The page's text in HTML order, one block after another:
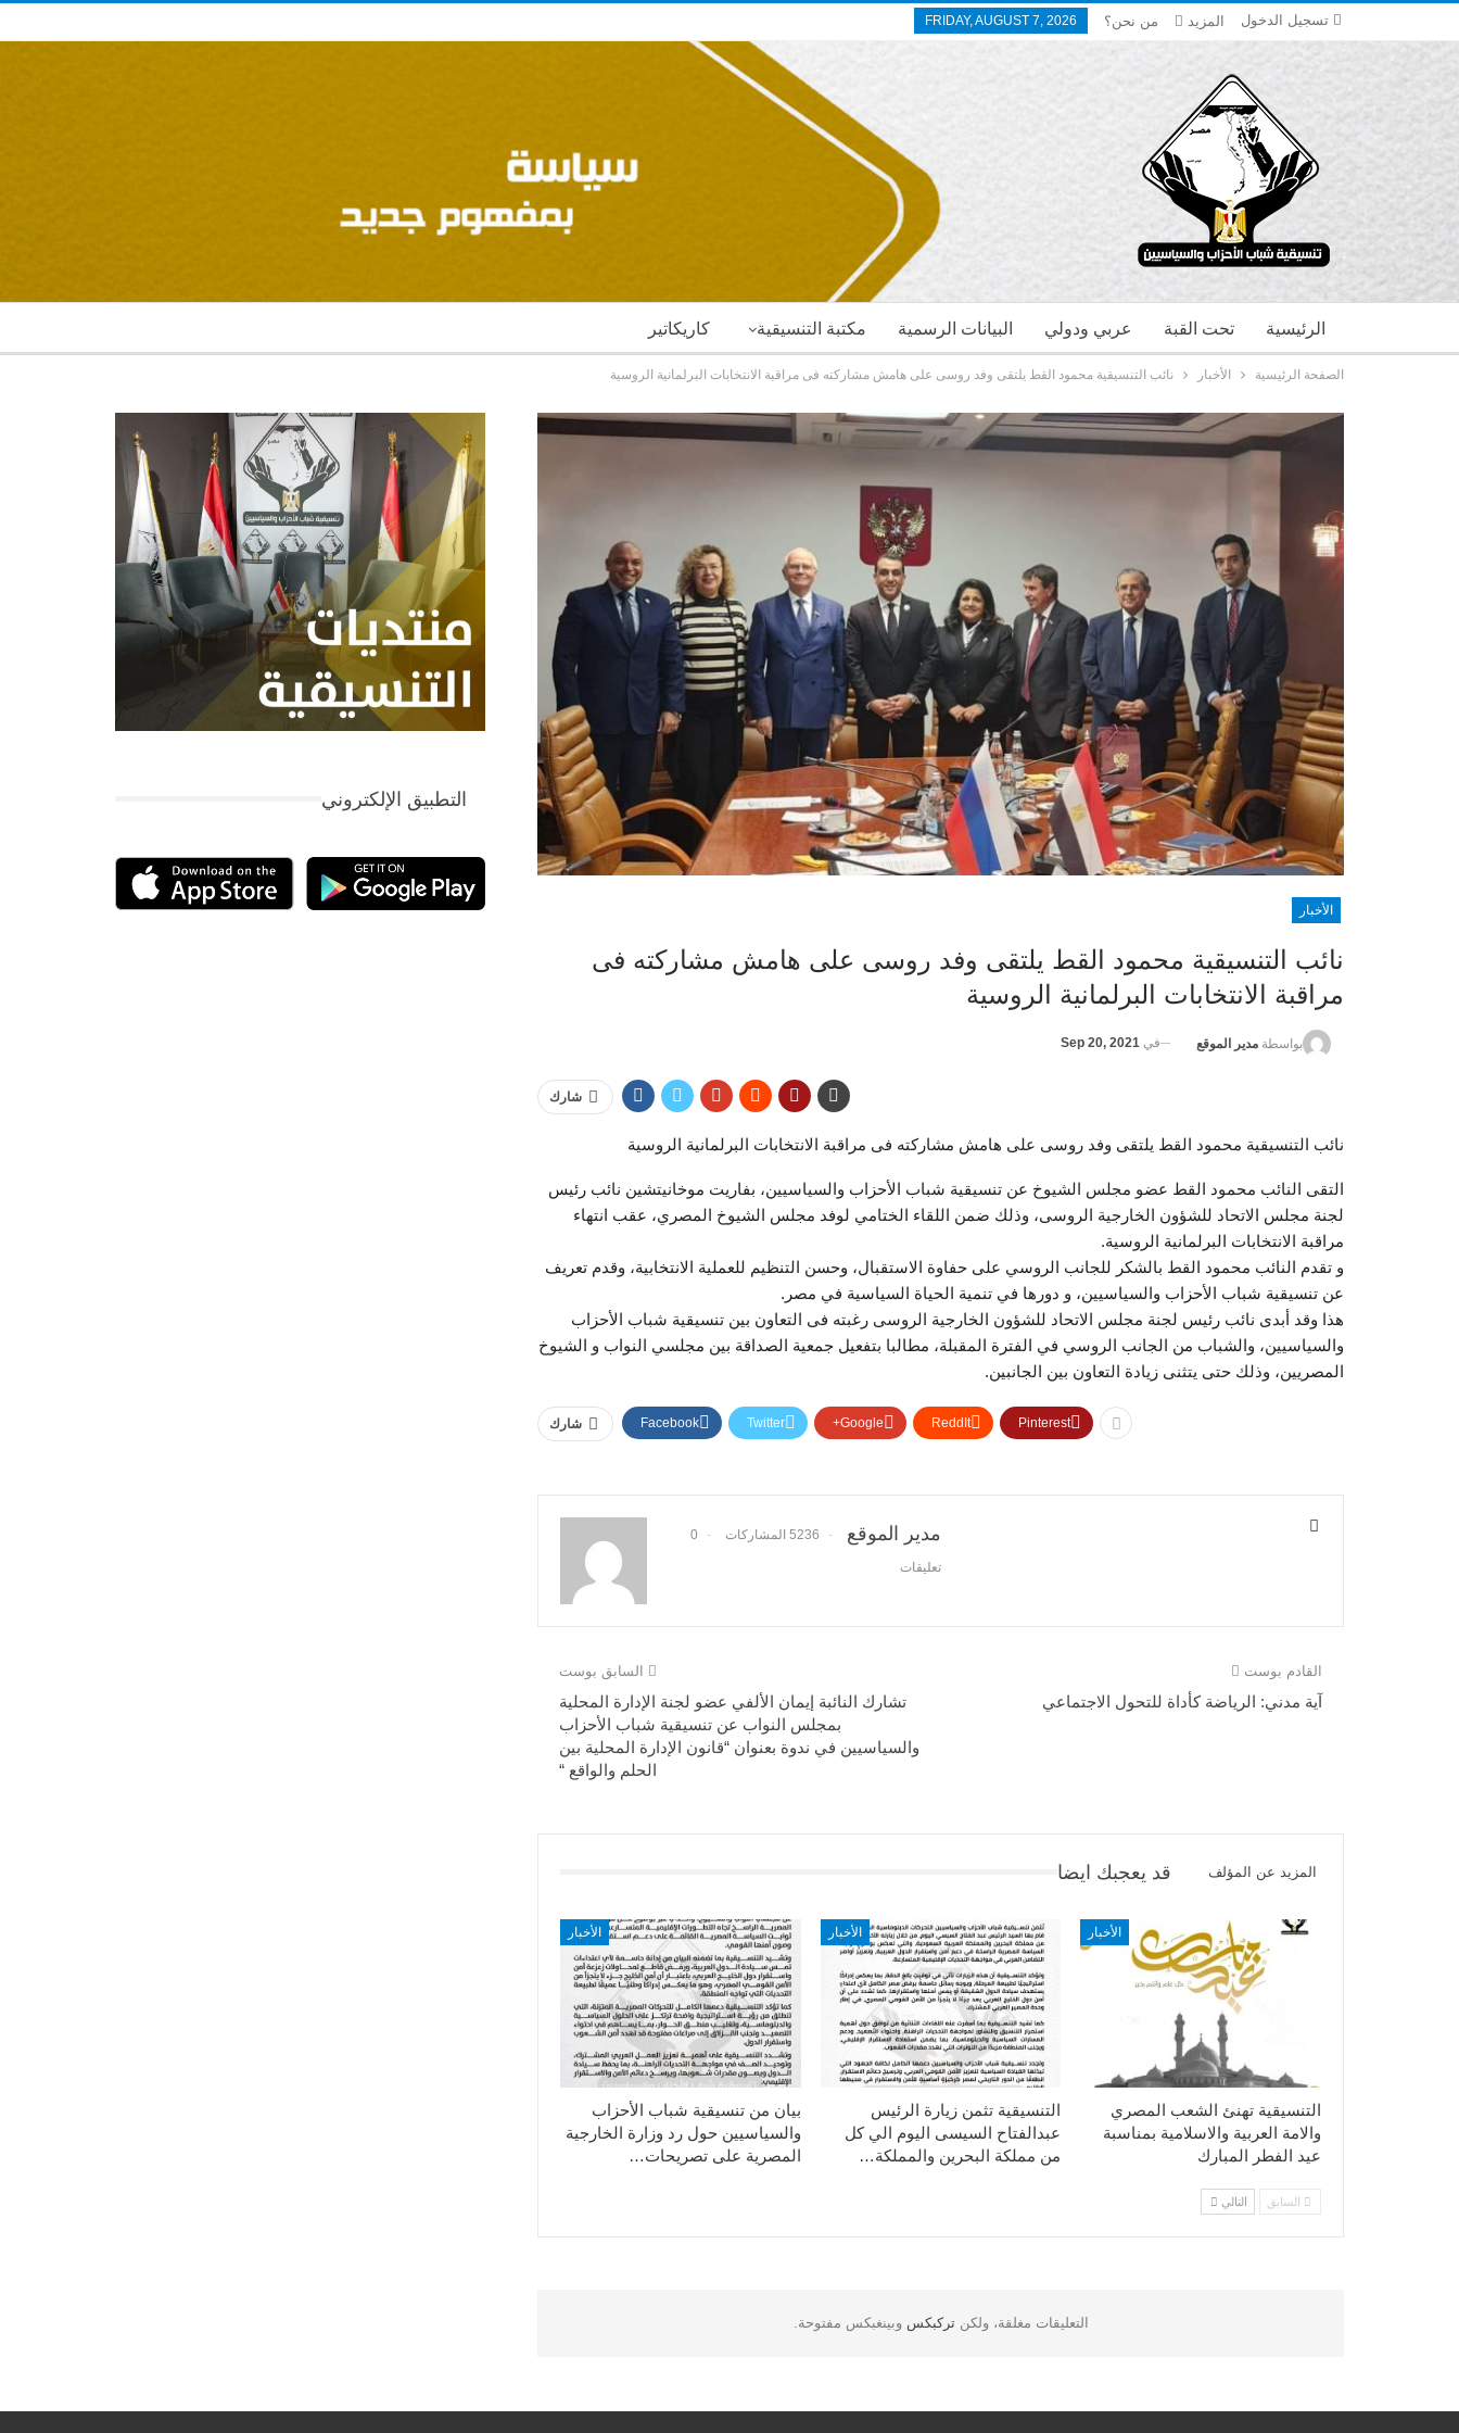
تسجيل الدخول FRIDAY, AUGUST 7, 2026 من نحن؟ المزيد
كاريكاتير مكتبة التنسيقية البيانات الرسمية عربي ودولي تحت القبة الرئيسية
الصفحة الرئيسية الأخبار نائب التنسيقية محمود القط يلتقى وفد روسى على هامش مشاركته فى مراقبة الانتخابات البرلمانية الروسية
الأخبار
نائب التنسيقية محمود القط يلتقى وفد روسى على هامش مشاركته فى
مراقبة الانتخابات البرلمانية الروسية
بواسطة مدير الموقع في Sep 20, 2021
شارك
نائب التنسيقية محمود القط يلتقى وفد روسى على هامش مشاركته فى مراقبة الانتخابات البرلمانية الروسية
التقى النائب محمود القط عضو مجلس الشيوخ عن تنسيقية شباب الأحزاب والسياسيين، بفاريت موخانيتشين نائب رئيس
لجنة مجلس الاتحاد للشؤون الخارجية الروسى، وذلك ضمن اللقاء الختامي لوفد مجلس الشيوخ المصري، عقب انتهاء
مراقبة الانتخابات البرلمانية الروسية.
و تقدم النائب محمود القط بالشكر للجانب الروسي على حفاوة الاستقبال، وحسن التنظيم للعملية الانتخابية، وقدم تعريف
عن تنسيقية شباب الأحزاب والسياسيين، و دورها في تنمية الحياة السياسية في مصر.
هذا وقد أبدى نائب رئيس لجنة مجلس الاتحاد للشؤون الخارجية الروسى رغبته فى التعاون بين تنسيقية شباب الأحزاب
والسياسيين، والشباب من الجانب الروسي في الفترة المقبلة، مطالبا بتفعيل جمعية الصداقة بين مجلسي النواب و الشيوخ
المصريين، وذلك حتى يتثنى زيادة التعاون بين الجانبين.
شارك Facebook Twitter Google+ ReddIt Pinterest
مدير الموقع 5236 المشاركات 0
تعليقات
السابق بوست
تشارك النائبة إيمان الألفي عضو لجنة الإدارة المحلية
بمجلس النواب عن تنسيقية شباب الأحزاب
والسياسيين في ندوة بعنوان “قانون الإدارة المحلية بين
الحلم والواقع “
القادم بوست
آية مدني: الرياضة كأداة للتحول الاجتماعي
قد يعجبك ايضا المزيد عن المؤلف
الأخبار
بيان من تنسيقية شباب الأحزاب
والسياسيين حول رد وزارة الخارجية
المصرية على تصريحات…
الأخبار
التنسيقية تثمن زيارة الرئيس
عبدالفتاح السيسى اليوم الي كل
من مملكة البحرين والمملكة…
الأخبار
التنسيقية تهنئ الشعب المصري
والامة العربية والاسلامية بمناسبة
عيد الفطر المبارك
السابق التالي
التعليقات مغلقة، ولكنتركبكسوبينغبكس مفتوحة.
التطبيق الإلكتروني